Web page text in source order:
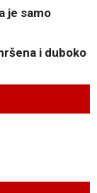
je samo
i duboko